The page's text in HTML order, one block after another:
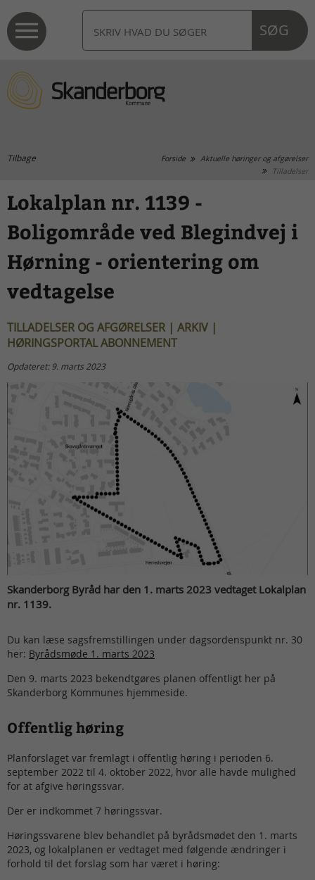
SØG
Tilbage Forside
Aktuelle høringer og afgørelser
Tilladelser
Lokalplan nr. 1139 -
Boligområde ved Blegindvej i
Hørning - orientering om
vedtagelse
TILLADELSER OG AFGØRELSER | ARKIV |
HØRINGSPORTAL ABONNEMENT
Opdateret: 9. marts 2023
Skanderborg Byråd har den 1. marts 2023 vedtaget Lokalplan
nr. 1139.
Du kan læse sagsfremstillingen under dagsordenspunkt nr. 30
her: Byrådsmøde 1. marts 2023
Den 9. marts 2023 bekendtgøres planen offentligt her på
Skanderborg Kommunes hjemmeside.
Offentlig høring
Planforslaget var fremlagt i offentlig høring i perioden 6.
september 2022 til 4. oktober 2022, hvor alle havde mulighed
for at afgive høringssvar.
Der er indkommet 7 høringssvar.
Høringssvarene blev behandlet på byrådsmødet den 1. marts
2023, og lokalplanen er vedtaget med følgende ændringer i
forhold til det forslag som har været i høring: